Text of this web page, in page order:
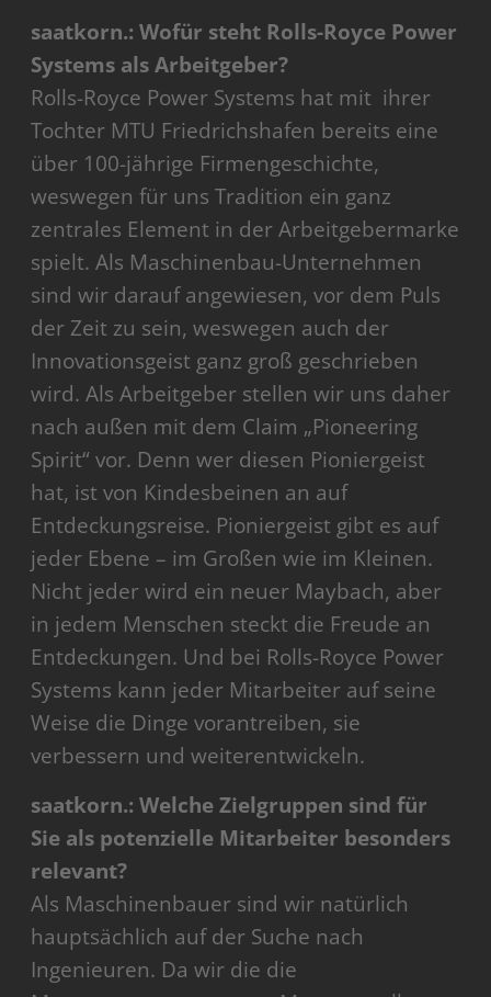
saatkorn.: Wofür steht Rolls-Royce Power
Systems als Arbeitgeber?
Rolls-Royce Power Systems hat mit ihrer
Tochter MTU Friedrichshafen bereits eine
über 100-jährige Firmengeschichte,
weswegen für uns Tradition ein ganz
zentrales Element in der Arbeitgebermarke
spielt. Als Maschinenbau-Unternehmen
sind wir darauf angewiesen, vor dem Puls
der Zeit zu sein, weswegen auch der
Innovationsgeist ganz groß geschrieben
wird. Als Arbeitgeber stellen wir uns daher
nach außen mit dem Claim „Pioneering
Spirit“ vor. Denn wer diesen Pioniergeist
hat, ist von Kindesbeinen an auf
Entdeckungsreise. Pioniergeist gibt es auf
jeder Ebene – im Großen wie im Kleinen.
Nicht jeder wird ein neuer Maybach, aber
in jedem Menschen steckt die Freude an
Entdeckungen. Und bei Rolls-Royce Power
Systems kann jeder Mitarbeiter auf seine
Weise die Dinge vorantreiben, sie
verbessern und weiterentwickeln.
saatkorn.: Welche Zielgruppen sind für
Sie als potenzielle Mitarbeiter besonders
relevant?
Als Maschinenbauer sind wir natürlich
hauptsächlich auf der Suche nach
Ingenieuren. Da wir die die